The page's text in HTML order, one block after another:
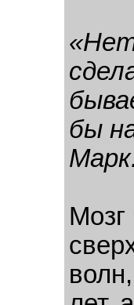
бы
Мозг